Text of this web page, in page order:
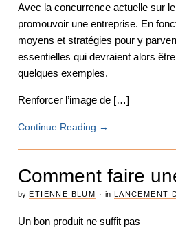
Avec la concurrence actuelle sur
promouvoir une entreprise. En
moyens et stratégies pour y
essentielles qui devraient alors
quelques exemples.
Renforcer l’image de […]
Continue Reading →
Comment faire
by ETIENNE BLUM ·in LANCEMENT
Un bon produit ne suffit pas